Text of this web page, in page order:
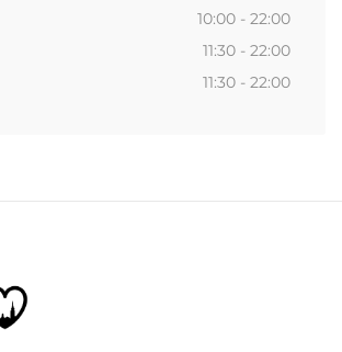
10:00 - 22:00
11:30 - 22:00
11:30 - 22:00